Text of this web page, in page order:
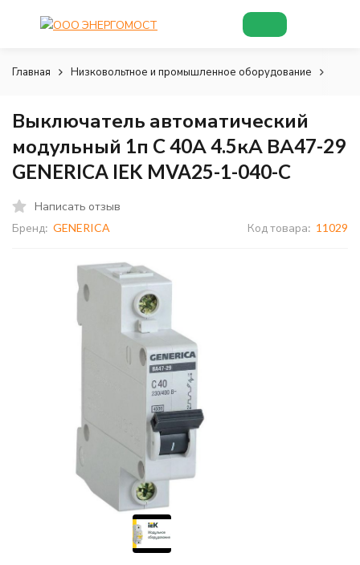
Главная Низковольтное и промышленное оборудование
Выключатель автоматический
модульный 1п C 40А 4.5кА ВА47-29
GENERICA IEK MVA25-1-040-C
Написать отзыв
Бренд: GENERICA Код товара: 11029